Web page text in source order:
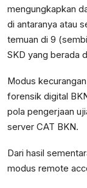
mengungkapkan
di antaranya atau
temuan di 9
SKD yang berada
Modus
forensik digital
pola pengerjaan
server CAT BKN.
Dari hasil
modus remote